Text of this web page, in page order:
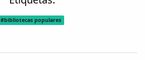
#bibliotecas populares